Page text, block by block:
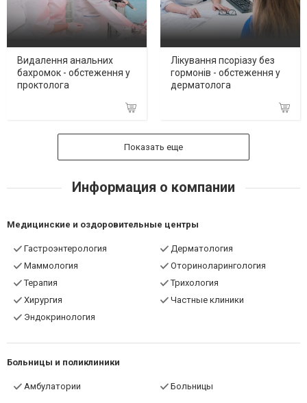
Видалення анальних
бахромок - обстеження у
проктолога
Лікування псоріазу без
гормонів - обстеження у
дерматолога
Показать еще
Информация о компании
Медицинские и оздоровительные центры
Гастроэнтерология
Дерматология
Маммология
Оториноларингология
Терапия
Трихология
Хирургия
Частные клиники
Эндокринология
Больницы и поликлиники
Амбулатории Больницы